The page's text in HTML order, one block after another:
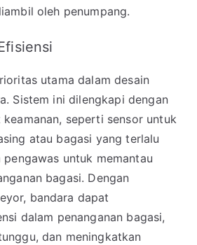
oleh penumpang.
utama dalam desain
Sistem ini dilengkapi dengan
seperti sensor untuk
atau bagasi yang terlalu
untuk memantau
bagasi. Dengan
bandara dapat
dalam penanganan bagasi,
dan meningkatkan